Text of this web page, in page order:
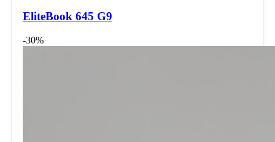
EliteBook 645 G9
-30%